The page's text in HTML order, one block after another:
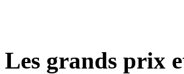
Les grands prix